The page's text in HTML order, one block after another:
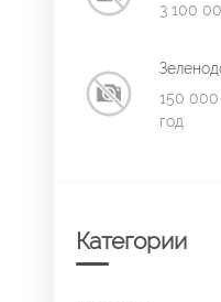
3 100
150 000
год
Категории